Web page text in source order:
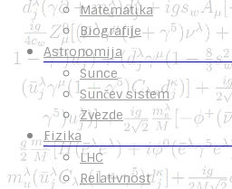
Matematika
Biografije
Astronomija
Sunce
Sunčev sistem
Zvezde
Fizika
LHC
Relativnost